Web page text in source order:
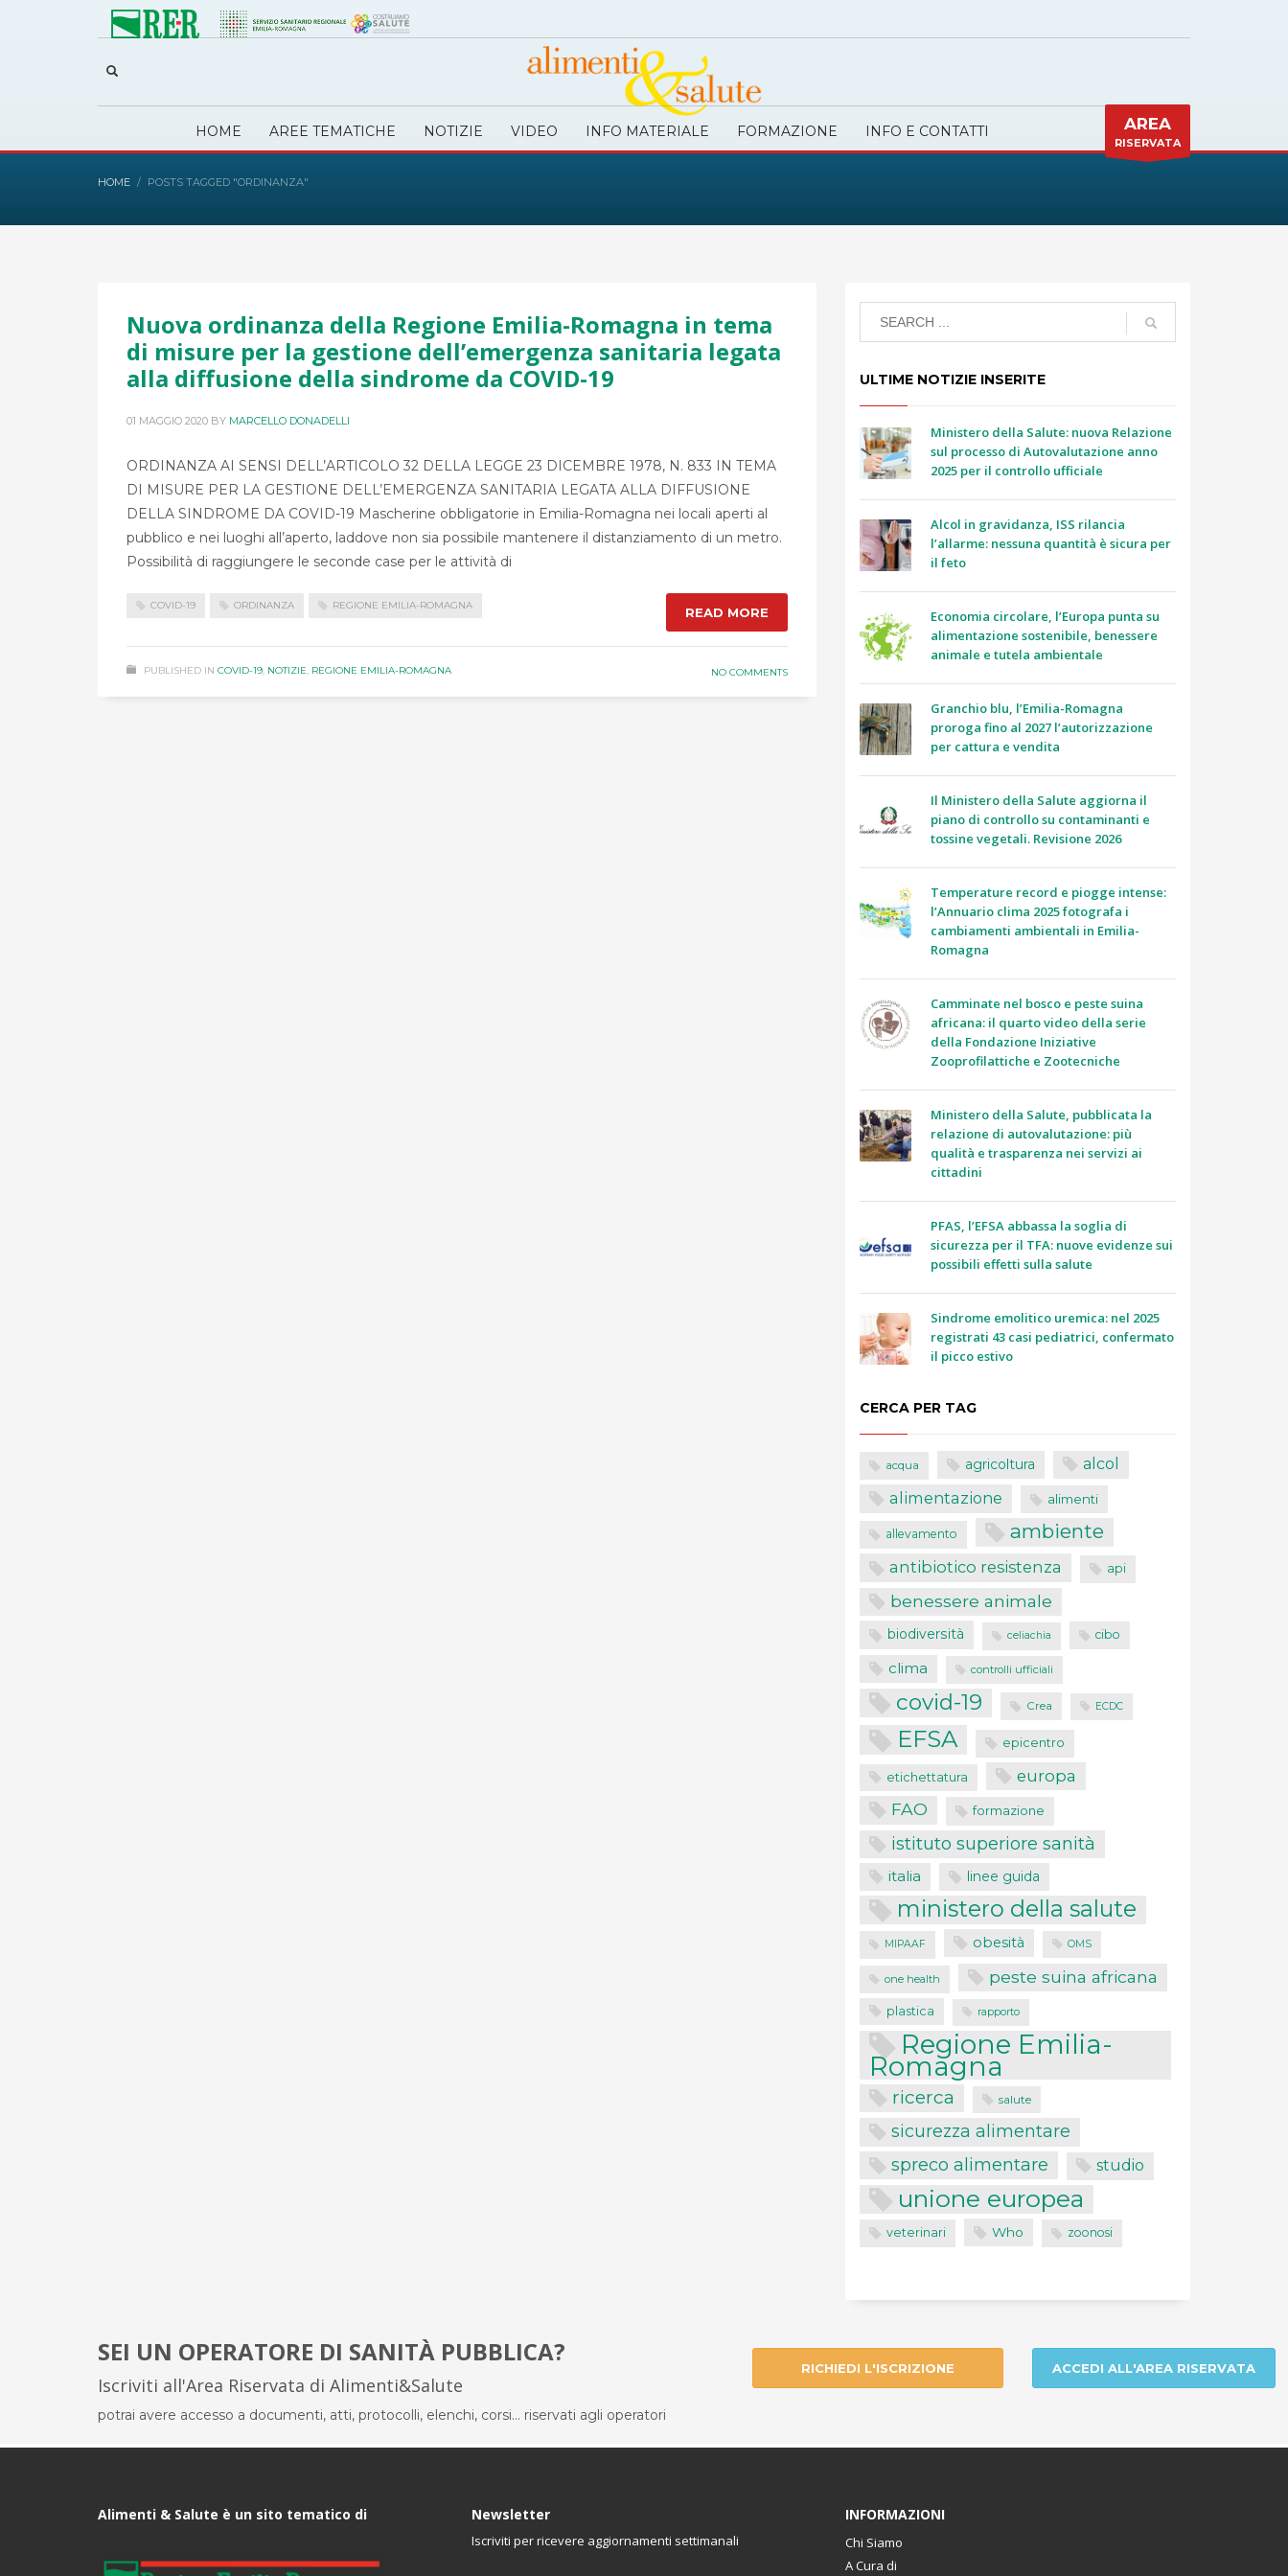
HOME AREE TEMATICHE NOTIZIE VIDEO INFO MATERIALE FORMAZIONE INFO E CONTATTI AREA
RISERVATA
HOME POSTS TAGGED "ORDINANZA"
Nuova ordinanza della Regione Emilia-Romagna in tema
di misure per la gestione dell’emergenza sanitaria legata
alla diffusione della sindrome da COVID-19
01 MAGGIO 2020 BY MARCELLO DONADELLI
ORDINANZA AI SENSI DELL’ARTICOLO 32 DELLA LEGGE 23 DICEMBRE 1978, N. 833 IN TEMA
DI MISURE PER LA GESTIONE DELL’EMERGENZA SANITARIA LEGATA ALLA DIFFUSIONE
DELLA SINDROME DA COVID-19 Mascherine obbligatorie in Emilia-Romagna nei locali aperti al
pubblico e nei luoghi all’aperto, laddove non sia possibile mantenere il distanziamento di un metro.
Possibilità di raggiungere le seconde case per le attività di
COVID-19 ORDINANZA REGIONE EMILIA-ROMAGNA READ MORE
PUBLISHED IN COVID-19, NOTIZIE, REGIONE EMILIA-ROMAGNA NO COMMENTS
ULTIME NOTIZIE INSERITE
Ministero della Salute: nuova Relazione
sul processo di Autovalutazione anno
2025 per il controllo ufficiale
Alcol in gravidanza, ISS rilancia
l’allarme: nessuna quantità è sicura per
il feto
Economia circolare, l’Europa punta su
alimentazione sostenibile, benessere
animale e tutela ambientale
Granchio blu, l’Emilia-Romagna
proroga fino al 2027 l’autorizzazione
per cattura e vendita
Il Ministero della Salute aggiorna il
piano di controllo su contaminanti e
tossine vegetali. Revisione 2026
Temperature record e piogge intense:
l’Annuario clima 2025 fotografa i
cambiamenti ambientali in Emilia-
Romagna
Camminate nel bosco e peste suina
africana: il quarto video della serie
della Fondazione Iniziative
Zooprofilattiche e Zootecniche
Ministero della Salute, pubblicata la
relazione di autovalutazione: più
qualità e trasparenza nei servizi ai
cittadini
PFAS, l’EFSA abbassa la soglia di
sicurezza per il TFA: nuove evidenze sui
possibili effetti sulla salute
Sindrome emolitico uremica: nel 2025
registrati 43 casi pediatrici, confermato
il picco estivo
CERCA PER TAG
acqua agricoltura alcol
alimentazione alimenti
allevamento ambiente
antibiotico resistenza api
benessere animale
biodiversità celiachia cibo
clima controlli ufficiali
covid-19 Crea ECDC
EFSA epicentro
etichettatura europa
FAO formazione
istituto superiore sanità
italia linee guida
ministero della salute
MIPAAF obesità OMS
one health peste suina africana
plastica rapporto
Regione Emilia-
Romagna
ricerca salute
sicurezza alimentare
spreco alimentare studio
unione europea
veterinari Who zoonosi
SEI UN OPERATORE DI SANITÀ PUBBLICA?
Iscriviti all'Area Riservata di Alimenti&Salute
potrai avere accesso a documenti, atti, protocolli, elenchi, corsi... riservati agli operatori
RICHIEDI L'ISCRIZIONE ACCEDI ALL'AREA RISERVATA
Alimenti & Salute è un sito tematico di Newsletter
Iscriviti per ricevere aggiornamenti settimanali
INFORMAZIONI
Chi Siamo
A Cura di